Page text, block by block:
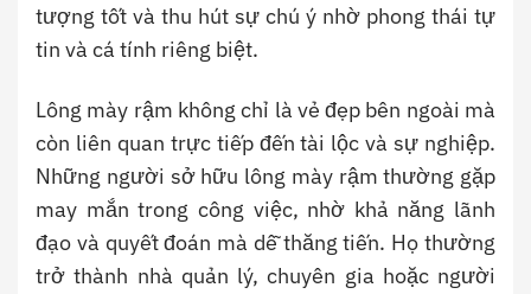
tượng tốt và thu hút sự chú ý nhờ phong thái tự
tin và cá tính riêng biệt.
Lông mày rậm không chỉ là vẻ đẹp bên ngoài mà
còn liên quan trực tiếp đến tài lộc và sự nghiệp.
Những người sở hữu lông mày rậm thường gặp
may mắn trong công việc, nhờ khả năng lãnh
đạo và quyết đoán mà dễ thăng tiến. Họ thường
trở thành nhà quản lý, chuyên gia hoặc người